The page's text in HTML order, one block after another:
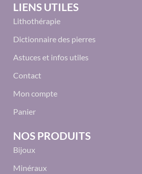
LIENS UTILES
Lithothérapie
Dictionnaire des pierres
Astuces et infos utiles
Contact
Mon compte
Panier
NOS PRODUITS
Bijoux
Minéraux